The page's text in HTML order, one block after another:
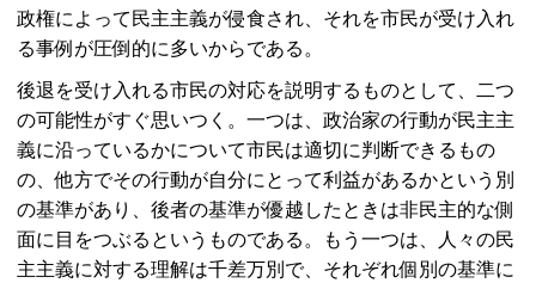
政権によって民主主義が侵食され、それを市民が受け入れ
る事例が圧倒的に多いからである。
後退を受け入れる市民の対応を説明するものとして、二つ
の可能性がすぐ思いつく。一つは、政治家の行動が民主主
義に沿っているかについて市民は適切に判断できるもの
の、他方でその行動が自分にとって利益があるかという別
の基準があり、後者の基準が優越したときは非民主的な側
面に目をつぶるというものである。もう一つは、人々の民
主主義に対する理解は千差万別で、それぞれ個別の基準に